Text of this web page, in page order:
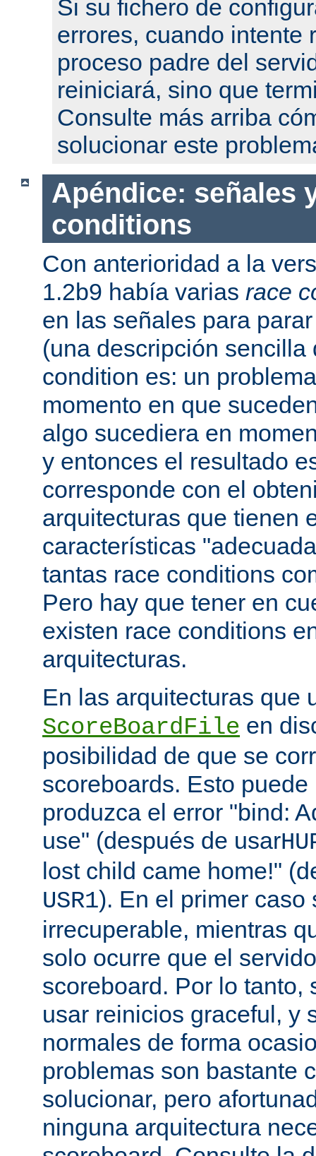
Si su fichero de
errores, cuando intente
proceso padre del
reiniciará, sino que
Consulte más arriba
solucionar este
Apéndice: señales
conditions
Con anterioridad a la
1.2b9 había varias race
en las señales para
(una descripción sencilla
condition es: un
momento en que
algo sucediera en
y entonces el resultado
corresponde con el
arquitecturas que tienen
características
tantas race conditions
Pero hay que tener en
existen race conditions
arquitecturas.
En las arquitecturas que
ScoreBoardFile en
posibilidad de que se
scoreboards. Esto
produzca el error "bind:
use" (después de usar
lost child came home!"
USR1). En el primer caso
irrecuperable, mientras
solo ocurre que el
scoreboard. Por lo tanto,
usar reinicios graceful, y
normales de forma
problemas son bastante
solucionar, pero
ninguna arquitectura